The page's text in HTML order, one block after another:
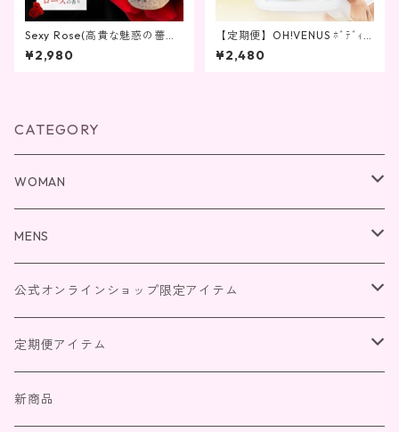
Sexy Rose(高貴な魅惑の薔薇
の香り）修復に導くトリート
メント 420g アミノ酸 界面
毛 くせ毛 雨の日 馬油 はちみ
フケ対策
¥2,980
【定期便】OH!VENUS ﾎﾞﾃﾞｨｽ
ｸﾗﾌﾞ ｻｼﾞｰ in 500g ﾎﾞﾃﾞｨﾒｲｸｱ
ｯﾌﾟｸﾘｰﾑｸﾞﾚｰﾌﾟﾌﾙｰﾂの香り20
¥2,480
CATEGORY
WOMAN
ボディクリーム
シャンプー＆トリートメント
クレイクリームシャンプー
ボディーソープ
ユニセックスボディソープ
MENS
ボディクリーム
シャンプー＆トリートメント
ボディソープ
公式オンラインショップ限定アイテム
2026福袋
定期便アイテム
WOMAN
新商品